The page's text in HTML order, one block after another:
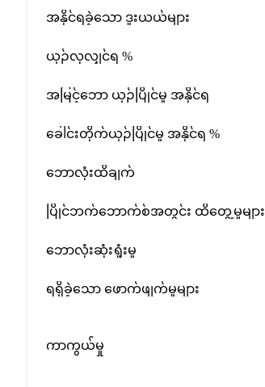
အနိုင်ရခဲ့သော ဒူးယယ်များ
ယှဉ်လုလျှင်ရ %
အမြင့်ဘော ယှဉ်ပြိုင်မှု အနိုင်ရ
ခေါင်းတိုက်ယှဉ်ပြိုင်မှု အနိုင်ရ %
ဘောလုံးထိချက်
ပြိုင်ဘက်ဘောက်စ်အတွင်း ထိတွေ့မှုများ
ဘောလုံးဆုံးရှုံးမှု
ရရှိခဲ့သော ဖောက်ဖျက်မှုများ
ကာကွယ်မှု